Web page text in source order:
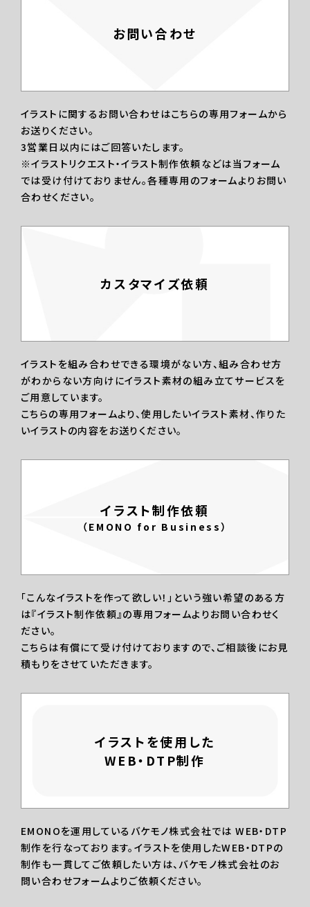
お問い合わせ
イラストに関するお問い合わせはこちらの専用フォームから
お送りください。
3営業日以内にはご回答いたします。
※イラストリクエスト・イラスト制作依頼などは当フォーム
では受け付けておりません。各種専用のフォームよりお問い
合わせください。
カスタマイズ依頼
イラストを組み合わせできる環境がない方、組み合わせ方
がわからない方向けにイラスト素材の組み立てサービスを
ご用意しています。
こちらの専用フォームより、使用したいイラスト素材、作りた
いイラストの内容をお送りください。
イラスト制作依頼
（EMONO for Business）
「こんなイラストを作って欲しい！」という強い希望のある方
は『イラスト制作依頼』の専用フォームよりお問い合わせく
ださい。
こちらは有償にて受け付けておりますので、ご相談後にお見
積もりをさせていただきます。
イラストを使用した
WEB・DTP制作
EMONOを運用しているバケモノ株式会社では WEB・DTP
制作を行なっております。イラストを使用したWEB・DTPの
制作も一貫してご依頼したい方は、バケモノ株式会社のお
問い合わせフォームよりご依頼ください。